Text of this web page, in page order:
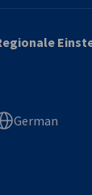
German